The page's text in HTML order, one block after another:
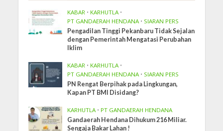
KABAR • KARHUTLA •
PT GANDAERAH HENDANA • SIARAN PERS
Pengadilan Tinggi Pekanbaru Tidak Sejalan
dengan Pemerintah Mengatasi Perubahan
Iklim
KABAR • KARHUTLA •
PT GANDAERAH HENDANA • SIARAN PERS
PN Rengat Berpihak pada Lingkungan,
Kapan PT BMI Disidang?
KARHUTLA • PT GANDAERAH HENDANA
Gandaerah Hendana Dihukum 216 Miliar.
Sengaja Bakar Lahan !